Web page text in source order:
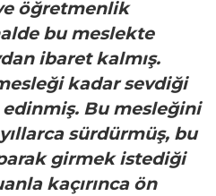
öğretmenlik
bu meslekte
ibaret kalmış.
kadar sevdiği
Bu mesleğini
sürdürmüş, bu
girmek istediği
kaçırınca ön